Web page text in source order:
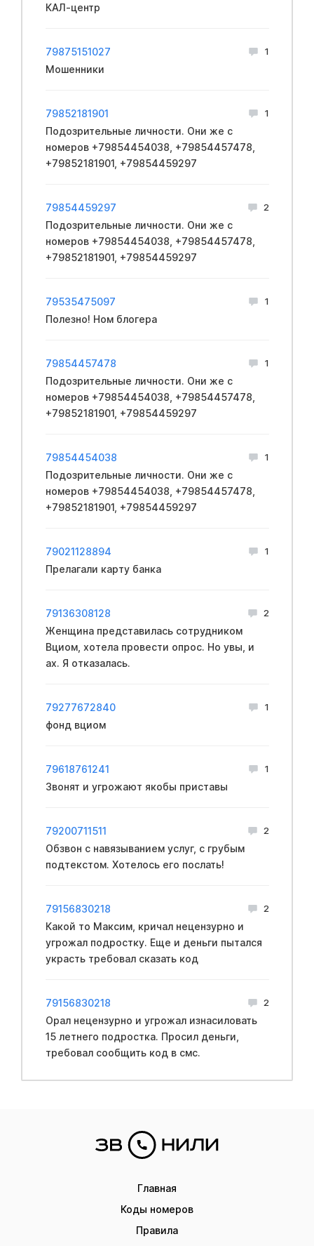
КАЛ-центр
79875151027 1
Мошенники
79852181901 1
Подозрительные личности. Они же с
номеров +79854454038, +79854457478,
+79852181901, +79854459297
79854459297 2
Подозрительные личности. Они же с
номеров +79854454038, +79854457478,
+79852181901, +79854459297
79535475097 1
Полезно! Ном блогера
79854457478 1
Подозрительные личности. Они же с
номеров +79854454038, +79854457478,
+79852181901, +79854459297
79854454038 1
Подозрительные личности. Они же с
номеров +79854454038, +79854457478,
+79852181901, +79854459297
79021128894 1
Прелагали карту банка
79136308128 2
Женщина представилась сотрудником
Вциом, хотела провести опрос. Но увы, и
ах. Я отказалась.
79277672840 1
фонд вциом
79618761241 1
Звонят и угрожают якобы приставы
79200711511 2
Обзвон с навязыванием услуг, с грубым
подтекстом. Хотелось его послать!
79156830218 2
Какой то Максим, кричал нeцензурно и
угpoжал подростку. Еще и деньги пытался
укpасть требовал сказать код
79156830218 2
Opал нeцензурно и угрожал изнacиловать
15 летнего подростка. Просил деньги,
требовал сообщить код в смс.
Главная
Коды номеров
Правила